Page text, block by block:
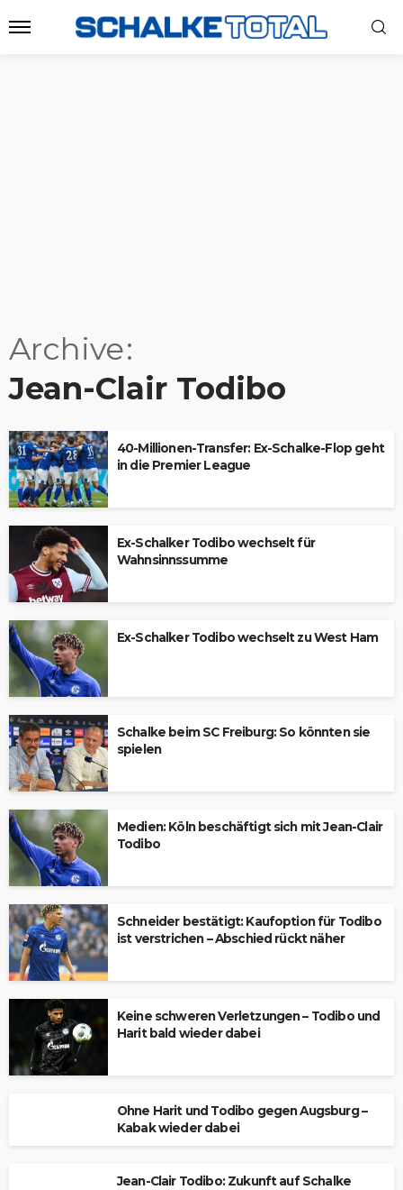
Archive
Jean-Clair Todibo
40-Millionen-Transfer: Ex-Schalke-Flop geht
in die Premier League
Ex-Schalker Todibo wechselt für
Wahnsinnssumme
Ex-Schalker Todibo wechselt zu West Ham
Schalke beim SC Freiburg: So könnten sie
spielen
Medien: Köln beschäftigt sich mit Jean-Clair
Todibo
Schneider bestätigt: Kaufoption für Todibo
ist verstrichen – Abschied rückt näher
Keine schweren Verletzungen – Todibo und
Harit bald wieder dabei
Ohne Harit und Todibo gegen Augsburg –
Kabak wieder dabei
Jean-Clair Todibo: Zukunft auf Schalke